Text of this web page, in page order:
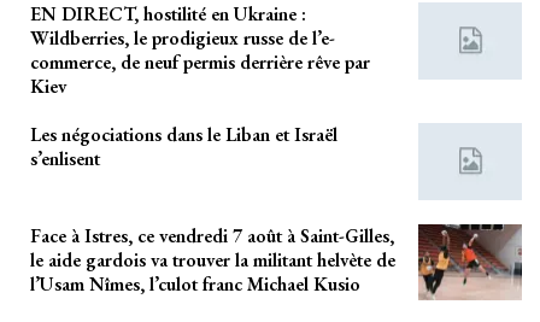
EN DIRECT, hostilité en Ukraine :
Wildberries, le prodigieux russe de l’e-
commerce, de neuf permis derrière rêve par
Kiev
Les négociations dans le Liban et Israël
s’enlisent
Face à Istres, ce vendredi 7 août à Saint-Gilles,
le aide gardois va trouver la militant helvète de
l’Usam Nîmes, l’culot franc Michael Kusio